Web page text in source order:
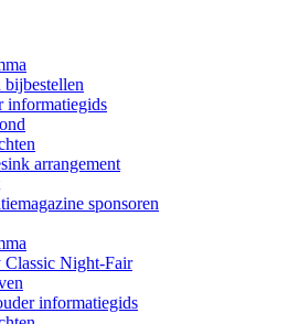
bijbestellen
informatiegids
arrangement
sponsoren
Night-Fair
informatiegids